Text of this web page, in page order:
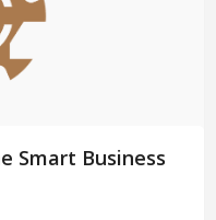
Smart Business